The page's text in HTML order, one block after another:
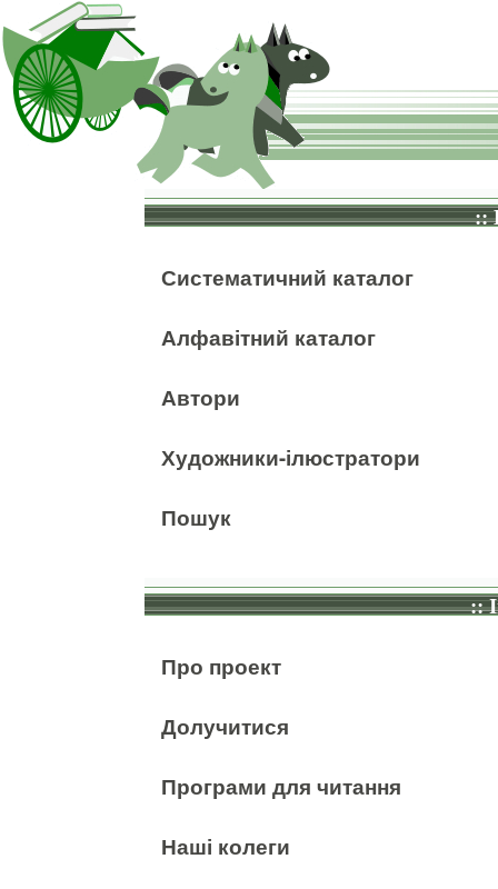
::
Систематичний каталог
Алфавітний каталог
Автори
Художники-ілюстратори
Пошук
::
Про проект
Долучитися
Програми для читання
Наші колеги